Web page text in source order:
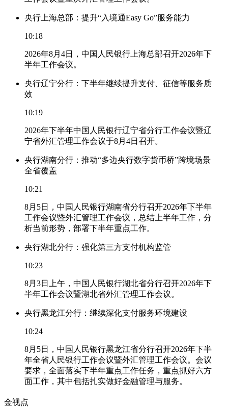
央行上海总部：提升“入境通Easy Go”服务能力
10:18
2026年8月4日，中国人民银行上海总部召开2026年下
半年工作会议。
央行辽宁分行：下半年继续提升支付、征信等服务质
效
10:19
2026年下半年中国人民银行辽宁省分行工作会议暨辽
宁省外汇管理工作会议于8月4日召开。
央行湖南分行：推动“多边央行数字货币桥”跨境场景
全省覆盖
10:21
8月5日，中国人民银行湖南省分行召开2026年下半年
工作会议暨外汇管理工作会议，总结上半年工作，分
析当前形势，部署下半年重点工作。
央行湖北分行：强化第三方支付机构监管
10:23
8月3日上午，中国人民银行湖北省分行召开2026年下
半年工作会议暨湖北省外汇管理工作会议。
央行黑龙江分行：继续深化支付服务环境建设
10:24
8月5日，中国人民银行黑龙江省分行召开2026年下半
年全省人民银行工作会议暨外汇管理工作会议。会议
要求，全面落实下半年重点工作任务，重点抓好六方
面工作，其中包括扎实做好金融管理与服务。
金视点